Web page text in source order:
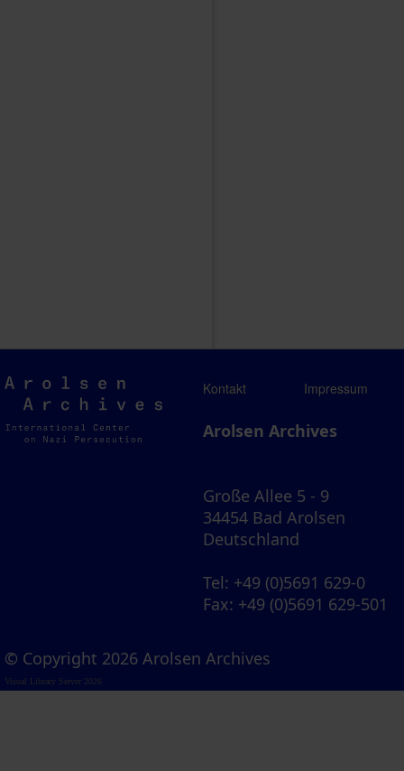
Arolsen
Archives
Kontakt Impressum
Arolsen Archives
Große Allee 5 - 9
34454 Bad Arolsen
Deutschland
Tel: +49 (0)5691 629-0
Fax: +49 (0)5691 629-501
© Copyright 2026 Arolsen Archives
Visual Library Server 2026